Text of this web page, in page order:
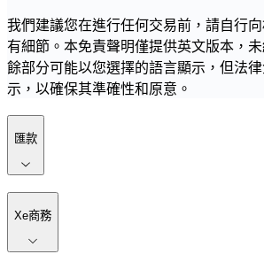
我們建議您在進行任何交易前，請自行
有細節。本免責聲明僅提供英文版本，
餘部分可能以您選擇的語言顯示，但法
示，以確保其準確性和原意。
匯款
Xe商務